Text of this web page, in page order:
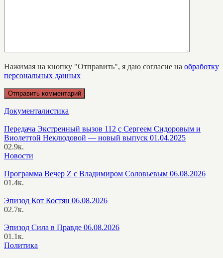
Нажимая на кнопку "Отправить", я даю согласие на обработку
персональных данных
Документалистика
Передача Экстренный вызов 112 с Сергеем Сидоровым и
Виолеттой Неклюдовой — новый выпуск 01.04.2025
02.9к.
Новости
Программа Вечер Z с Владимиром Соловьевым 06.08.2026
01.4к.
Эпизод Кот Костян 06.08.2026
02.7к.
Эпизод Сила в Правде 06.08.2026
01.1к.
Политика